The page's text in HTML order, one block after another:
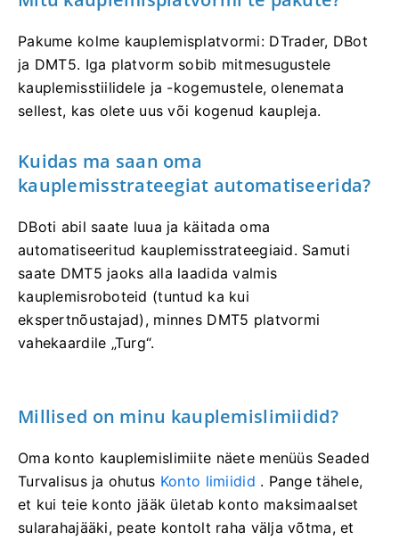
Pakume kolme kauplemisplatvormi: DTrader, DBot
ja DMT5. Iga platvorm sobib mitmesugustele
kauplemisstiilidele ja -kogemustele, olenemata
sellest, kas olete uus või kogenud kaupleja.
Kuidas ma saan oma
kauplemisstrateegiat automatiseerida?
DBoti abil saate luua ja käitada oma
automatiseeritud kauplemisstrateegiaid. Samuti
saate DMT5 jaoks alla laadida valmis
kauplemisroboteid (tuntud ka kui
ekspertnõustajad), minnes DMT5 platvormi
vahekaardile „Turg“.
Millised on minu kauplemislimiidid?
Oma konto kauplemislimiite näete menüüs Seaded
Turvalisus ja ohutus Konto limiidid . Pange tähele,
et kui teie konto jääk ületab konto maksimaalset
sularahajääki, peate kontolt raha välja võtma, et